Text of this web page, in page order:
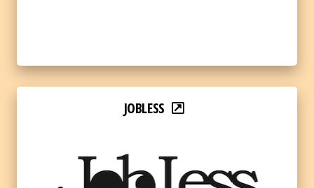
JOBLESS